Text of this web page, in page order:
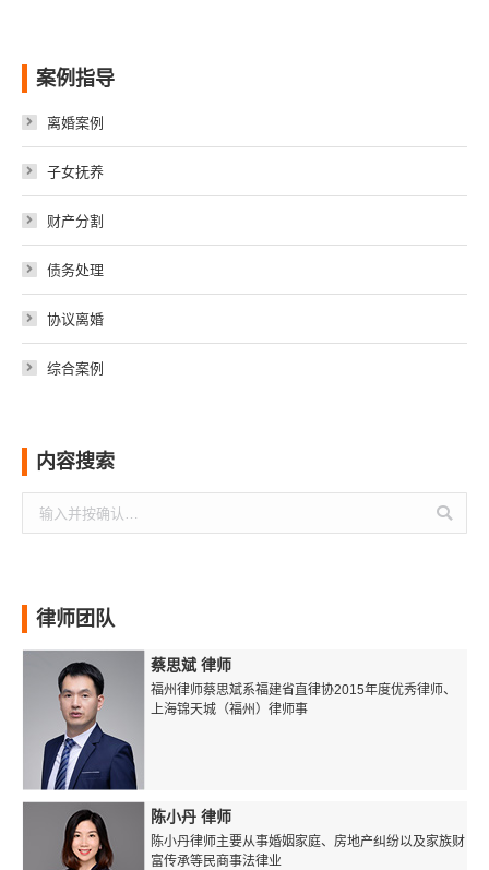
案例指导
离婚案例
子女抚养
财产分割
债务处理
协议离婚
综合案例
内容搜索
索：
律师团队
蔡思斌 律师
福州律师蔡思斌系福建省直律协2015年度优秀律师、
上海锦天城（福州）律师事
陈小丹 律师
陈小丹律师主要从事婚姻家庭、房地产纠纷以及家族财
富传承等民商事法律业